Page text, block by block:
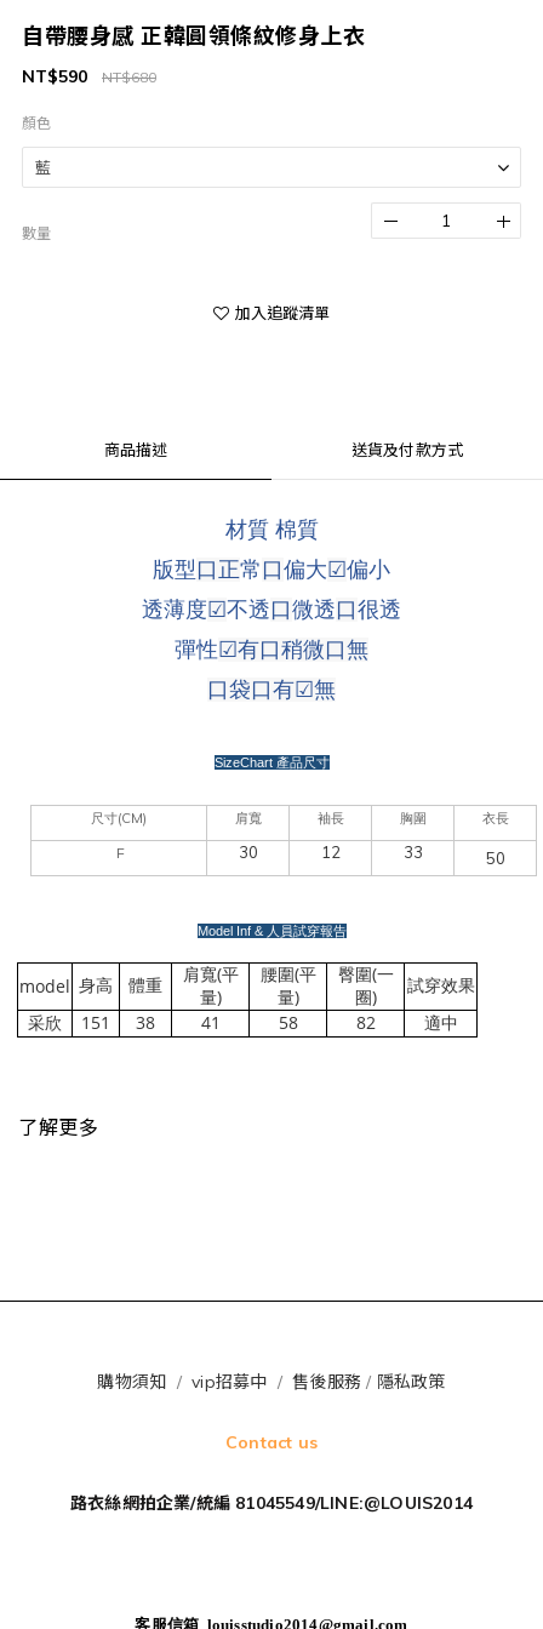
自帶腰身感 正韓圓領條紋修身上衣
NT$680
NT$590
顏色
數量
加入追蹤清單
商品描述 送貨及付款方式
材質 棉質
版型 口正常 口偏大☑偏小
透薄度☑不透口微透口很透
彈性☑有口稍微口無
口袋口有☑無
SizeChart 產品尺寸
尺寸(CM) 肩寬 袖長 胸圍 衣長
F 30 12 33 50
Model Inf & 人員試穿報告
model 身高 體重
肩寬(平
量)
腰圍(平
量)
臀圍(一
圈) 試穿效果
采欣 151 38 41 58 82 適中
了解更多
購物須知 /vip招募中 /售後服務 / 隱私政策
Contact us
路衣絲網拍企業/統編 81045549/LINE:@LOUIS2014
客服信箱 louisstudio2014@gmail.com